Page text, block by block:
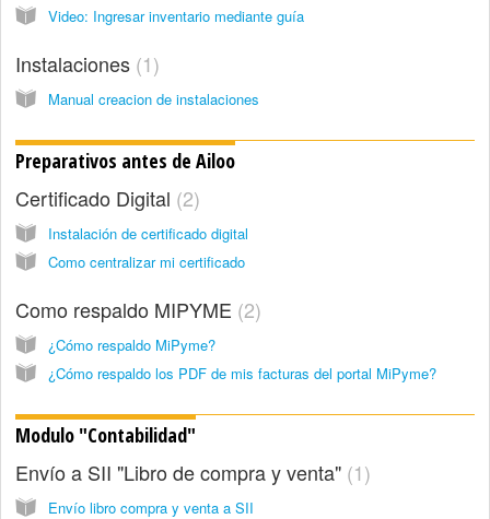
Video: Ingresar inventario mediante guía
Instalaciones 1
Manual creacion de instalaciones
Preparativos antes de Ailoo
Certificado Digital 2
Instalación de certificado digital
Como centralizar mi certificado
Como respaldo MIPYME 2
¿Cómo respaldo MiPyme?
¿Cómo respaldo los PDF de mis facturas del portal MiPyme?
Modulo "Contabilidad"
Envío a SII "Libro de compra y venta" 1
Envío libro compra y venta a SII